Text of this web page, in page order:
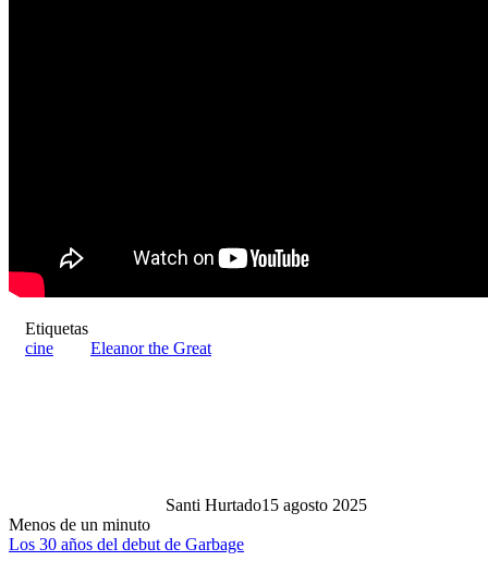
Etiquetas
cine
Eleanor the Great
Santi Hurtado15 agosto 2025
Menos de un minuto
Los 30 años del debut de Garbage